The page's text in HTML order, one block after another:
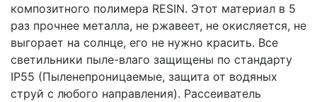
композитного полимера RESIN. Этот материал в 5
раз прочнее металла, не ржавеет, не окисляется, не
выгорает на солнце, его не нужно красить. Все
светильники пыле-влаго защищены по стандарту
IP55 (Пыленепроницаемые, защита от водяных
струй с любого направления). Рассеиватель